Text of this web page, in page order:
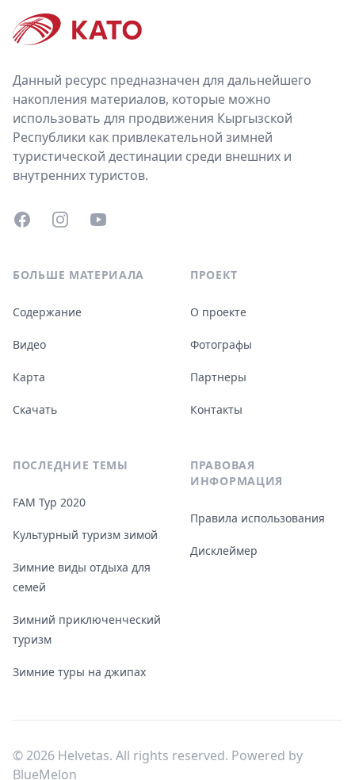
Данный ресурс предназначен для дальнейшего
накопления материалов, которые можно
использовать для продвижения Кыргызской
Республики как привлекательной зимней
туристической дестинации среди внешних и
внутренних туристов.
FacebookInstagramYouTube
БОЛЬШЕ МАТЕРИАЛА
Содержание
Видео
Карта
Скачать
ПОСЛЕДНИЕ ТЕМЫ
FAM Тур 2020
Культурный туризм зимой
Зимние виды отдыха для
семей
Зимний приключенческий
туризм
Зимние туры на джипах
ПРОЕКТ
О проекте
Фотографы
Партнеры
Контакты
ПРАВОВАЯ
ИНФОРМАЦИЯ
Правила использования
Дисклеймер
© 2026 Helvetas. All rights reserved. Powered by
BlueMelon